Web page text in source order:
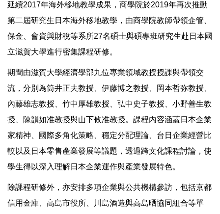
延續2017年海外移地教學成果，商學院於2019年再次推動
第二屆研究生日本海外移地教學，由商學院教師帶領企管、
保金、會資與財稅等系所27名碩士與碩專班研究生赴日本國
立滋賀大學進行密集課程研修。
期間由滋賀大學經濟學部九位專業領域教授授課與帶領交
流，分別為筒井正夫教授、伊藤博之教授、岡本哲弥教授、
內藤雄志教授、竹中厚雄教授、弘中史子教授、小野善生教
授、陳韻如准教授與山下攸准教授。課程內容涵蓋日本企業
家精神、國際多角化策略、穩定分配理論、台日企業經營比
較以及日本零售產業發展等議題，透過跨文化課程討論，使
學生得以深入理解日本企業運作與產業發展特色。
除課程研修外，亦安排多項企業與公共機構參訪，包括京都
信用金庫、高島市役所、川島酒造與高島晒協同組合等單